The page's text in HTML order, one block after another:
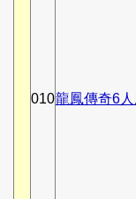
010龍鳳傳奇6人